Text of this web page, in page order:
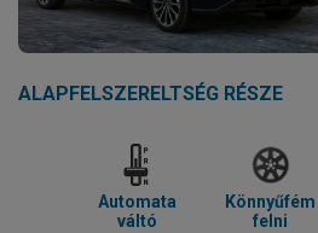
ALAPFELSZERELTSÉG RÉSZE
Automata
váltó
Könnyűfém
felni